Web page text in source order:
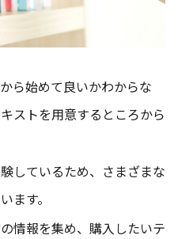
ら始めて良いかわからな
ストを用意するところから
しているため、さまざまな
ます。
情報を集め、購入したいテ